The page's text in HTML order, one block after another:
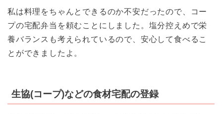
私は料理をちゃんとできるのか不安だったので、
コー
プの宅配弁当 を頼むことにしました。塩分控えめで栄
養バランスも考えられているので、安心して食べるこ
とができましたよ。
生協(コープ)などの食材宅配の登録